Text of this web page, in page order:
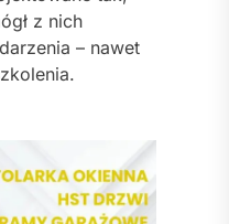
z nich
– nawet